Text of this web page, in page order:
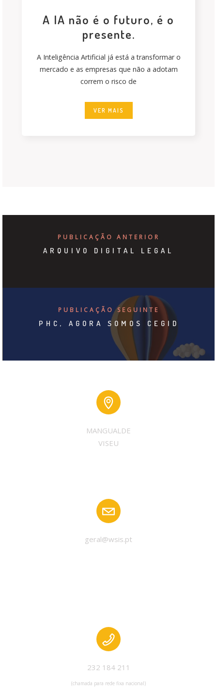
A IA não é o futuro, é o
presente.
A Inteligência Artificial já está a transformar o
mercado e as empresas que não a adotam
correm o risco de
VER MAIS
PUBLICAÇÃO ANTERIOR
ARQUIVO DIGITAL LEGAL
PUBLICAÇÃO SEGUINTE
PHC, AGORA SOMOS CEGID
MANGUALDE
VISEU
geral@wsis.pt
232 184 211
(chamada para rede fixa nacional)